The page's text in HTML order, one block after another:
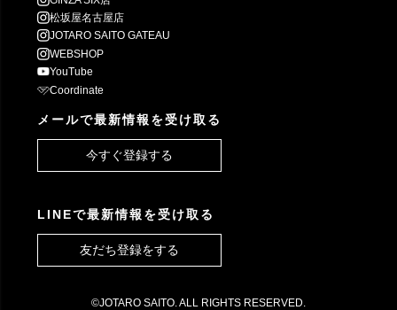
松坂屋名古屋店
JOTARO SAITO GATEAU
WEBSHOP
YouTube
Coordinate
メールで最新情報を受け取る
今すぐ登録する
LINEで最新情報を受け取る
友だち登録をする
©JOTARO SAITO. ALL RIGHTS RESERVED.